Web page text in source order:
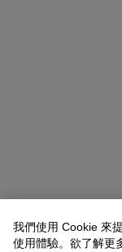
我們使用 Cookie 來
使用體驗。欲了解更